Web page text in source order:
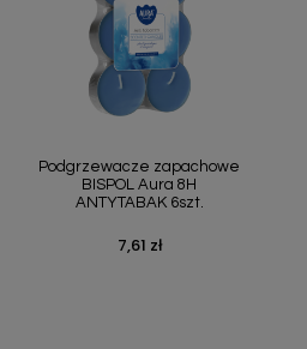
Podgrzewacze zapachowe
BISPOL Aura 8H
ANTYTABAK 6szt.
Cena
7,61 zł